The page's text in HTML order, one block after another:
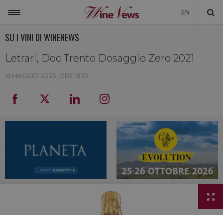
EN
MONDO
NON SOLO VINO
NEWSLETTER
DICONO DI NOI
SU I VINI DI WINENEWS
Letrari, Doc Trento Dosaggio Zero 2021
16 MAGGIO 2025, ORE 18:13